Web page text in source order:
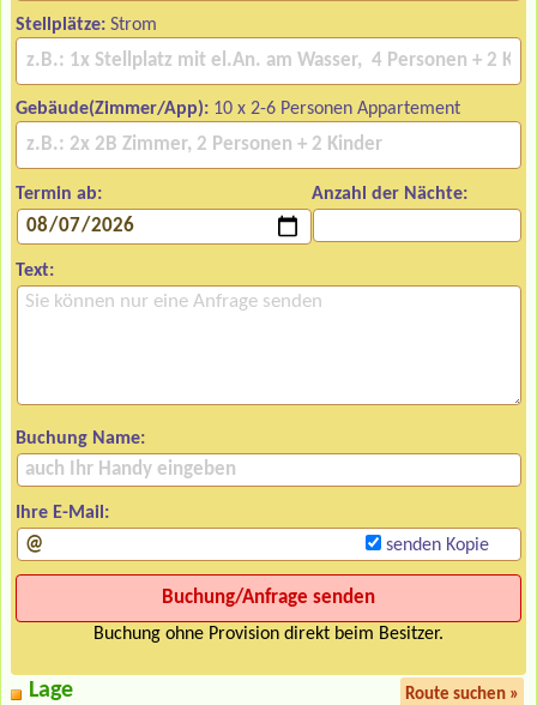
Stellplätze: Strom
Gebäude(Zimmer/App): 10 x 2-6 Personen Appartement
Termin ab: Anzahl der Nächte:
Text:
Buchung Name:
Ihre E-Mail:
senden Kopie
Buchung ohne Provision direkt beim Besitzer.
Lage Route suchen »